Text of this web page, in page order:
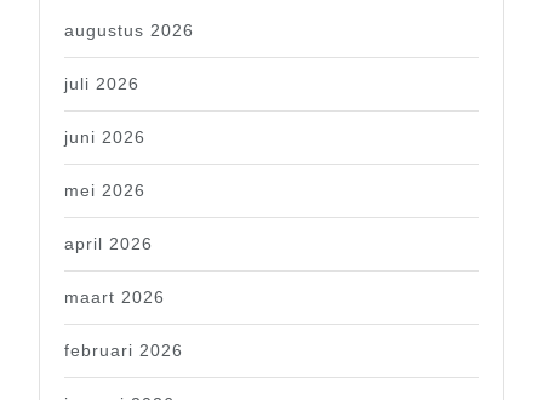
augustus 2026
juli 2026
juni 2026
mei 2026
april 2026
maart 2026
februari 2026